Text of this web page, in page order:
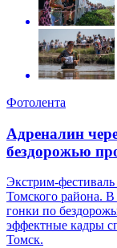
Фотолента
Адреналин
бездорожью
Экстрим-
Томского района. В
гонки по
эффектные кадры
Томск.